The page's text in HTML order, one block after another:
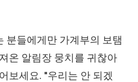
분들에게만 가계부의 보탬
온 알림장 뭉치를 귀찮아
보세요. "우리는 안 되겠